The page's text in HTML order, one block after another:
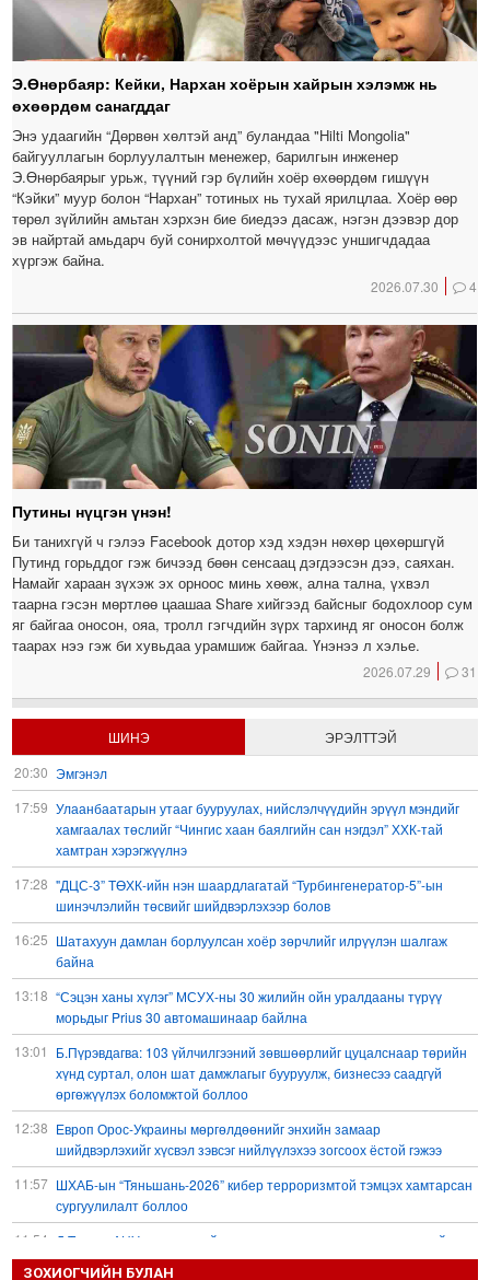
Э.Өнөрбаяр: Кейки, Нархан хоёрын хайрын хэлэмж нь
өхөөрдөм санагддаг
Энэ удаагийн “Дөрвөн хөлтэй анд” буландаа "Hilti Mongolia"
байгууллагын борлуулалтын менежер, барилгын инженер
Э.Өнөрбаярыг урьж, түүний гэр бүлийн хоёр өхөөрдөм гишүүн
“Кэйки” муур болон “Нархан” тотиных нь тухай ярилцлаа. Хоёр өөр
төрөл зүйлийн амьтан хэрхэн бие биедээ дасаж, нэгэн дээвэр дор
эв найртай амьдарч буй сонирхолтой мөчүүдээс уншигчдадаа
хүргэж байна.
2026.07.30 4
Путины нүцгэн үнэн!
Би танихгүй ч гэлээ Facebook дотор хэд хэдэн нөхөр цөхөршгүй
Путинд горьддог гэж бичээд бөөн сенсаац дэгдээсэн дээ, саяхан.
Намайг хараан зүхэж эх орноос минь хөөж, ална тална, үхвэл
таарна гэсэн мөртлөө цаашаа Share хийгээд байсныг бодохлоор сум
яг байгаа оносон, ояа, тролл гэгчдийн зүрх тархинд яг оносон болж
таарах нээ гэж би хувьдаа урамшиж байгаа. Үнэнээ л хэлье.
2026.07.29 31
ШИНЭ
ЭРЭЛТТЭЙ
20:30 Эмгэнэл
17:59 Улаанбаатарын утааг бууруулах, нийслэлчүүдийн эрүүл мэндийг
хамгаалах төслийг “Чингис хаан баялгийн сан нэгдэл” ХХК-тай
хамтран хэрэгжүүлнэ
17:28 "ДЦС-3” ТӨХК-ийн нэн шаардлагатай “Турбингенератор-5”-ын
шинэчлэлийн төсвийг шийдвэрлэхээр болов
16:25 Шатахуун дамлан борлуулсан хоёр зөрчлийг илрүүлэн шалгаж
байна
13:18 “Сэцэн ханы хүлэг” МСУХ-ны 30 жилийн ойн уралдааны түрүү
морьдыг Prius 30 автомашинаар байлна
13:01
Б.Пүрэвдагва: 103 үйлчилгээний зөвшөөрлийг цуцалснаар төрийн
хүнд суртал, олон шат дамжлагыг бууруулж, бизнесээ саадгүй
өргөжүүлэх боломжтой боллоо
12:38 Европ Орос-Украины мөргөлдөөнийг энхийн замаар
шийдвэрлэхийг хүсвэл зэвсэг нийлүүлэхээ зогсоох ёстой гэжээ
11:57 ШХАБ-ын “Тяньшань-2026” кибер терроризмтой тэмцэх хамтарсан
сургуулилалт боллоо
11:54
Д.Трамп: АНУ сум, зэвсгийн нөөцөө нэмэгдүүлэх шаардлагатай
11:11 Б.Хулан дэлхийн аварга боллоо
ЗОХИОГЧИЙН БУЛАН